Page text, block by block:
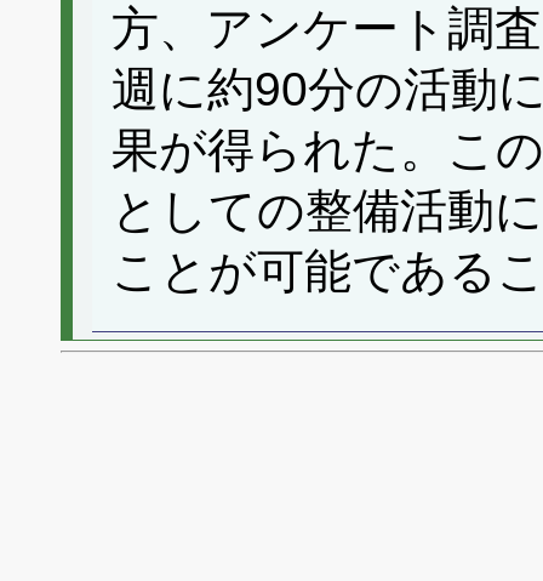
方、アンケート調
週に約90分の活動
果が得られた。こ
としての整備活動
ことが可能である